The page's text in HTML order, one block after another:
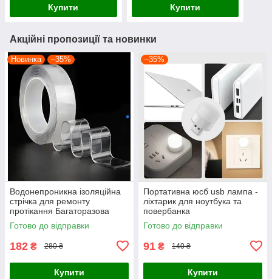
Купити Купити
Акційні пропозиції та новинки
Новинка –35%
Водонепроникна ізоляційна
стрічка для ремонту
протікання Багаторазова
кріпильна стрічка mindo ivy
grip tape 5 м
Готово до відправки
182 ₴ 280 ₴
Купити
–35%
Портативна юсб usb лампа -
ліхтарик для ноутбука та
повербанка
Готово до відправки
91 ₴ 140 ₴
Купити